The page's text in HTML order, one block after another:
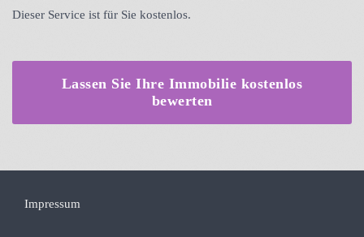
Dieser Service ist für Sie kostenlos.
Lassen Sie Ihre Immobilie kostenlos
bewerten
Impressum